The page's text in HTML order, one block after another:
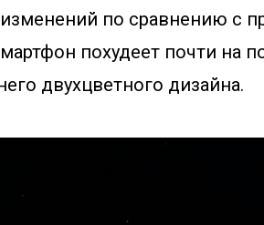
по сравнению с
похудеет почти на
двухцветного дизайна.